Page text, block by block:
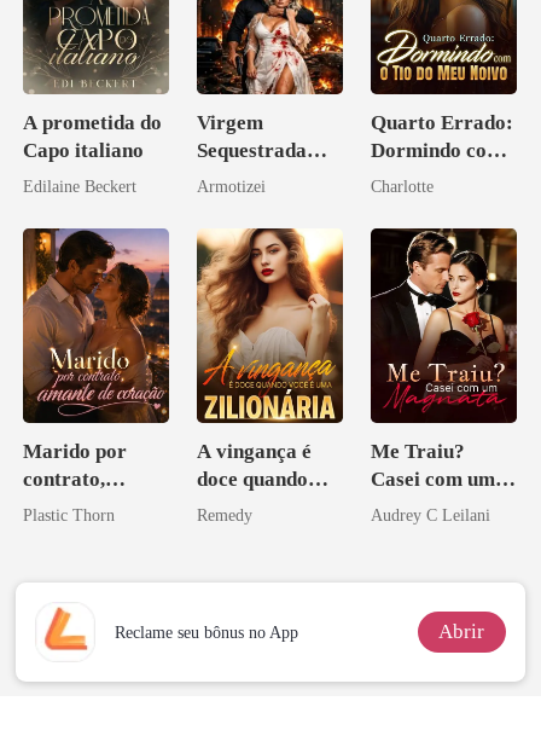
A prometida do
Capo italiano
Edilaine Beckert
Virgem
Sequestrada
pelo Mafioso
CONTRATO
DE SANGUE
Armotizei
Quarto Errado:
Dormindo com
o Tio do Meu
Charlotte
Marido por
contrato,
amante de
Plastic Thorn
A vingança é
doce quando
você é uma
Remedy
Me Traiu?
Casei com um
Magnata
Audrey C Leilani
Reclame seu bônus no App Abrir